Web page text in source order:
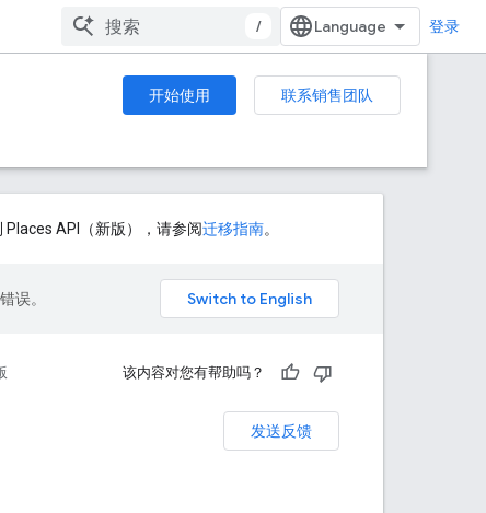
/ 登录
开始使用
联系销售团队
Places API（新版），请参阅迁移指南。
误。
该内容对您有帮助吗？
发送反馈